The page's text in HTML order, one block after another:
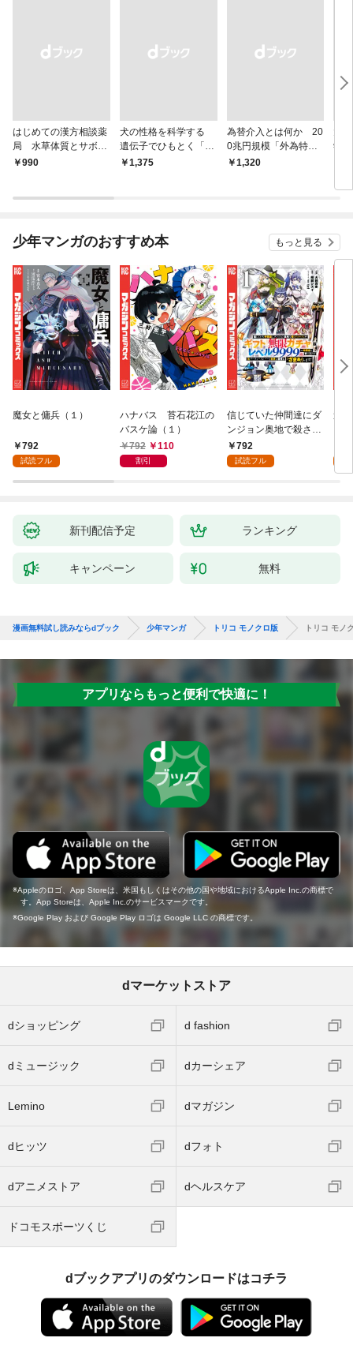
はじめての漢方相談薬
局 水草体質とサボテ
ン体質
￥990
犬の性格を科学する
遺伝子でひもとく「最
良の友」の進化
￥1,375
為替介入とは何か 20
0兆円規模「外為特
会」が生まれた謎
￥1,320
学
少年マンガのおすすめ本 もっと見る
魔女と傭兵（１）
792
試読フル
ハナバス 苔石花江の
バスケ論（１）
792
110
割引
信じていた仲間達にダ
ンジョン奥地で殺され
かけたがギフト『無限
ガチャ』でレベル９９
（１）
792
試読フル
追
強
～
新刊配信予定 ランキング
キャンペーン 無料
漫画無料試し読みならdブック 少年マンガ トリコ モノクロ版 トリコ モノ
アプリならもっと便利で快適に！
Appleのロゴ、App Storeは、米国もしくはその他の国や地域におけるApple Inc.の商標で
す。App Storeは、Apple Inc.のサービスマークです。
Google Play および Google Play ロゴは Google LLC の商標です。
dマーケットストア
dショッピング d fashion
dミュージック dカーシェア
Lemino dマガジン
dヒッツ dフォト
dアニメストア dヘルスケア
ドコモスポーツくじ
dブックアプリのダウンロードはコチラ